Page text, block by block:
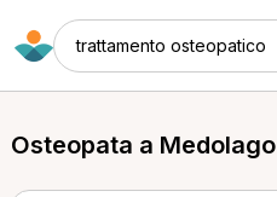
trattamento osteopatico
Osteopata a Medolago